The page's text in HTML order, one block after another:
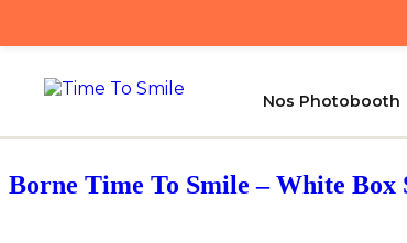
Nos Photobooth
Borne Time To Smile – White Box